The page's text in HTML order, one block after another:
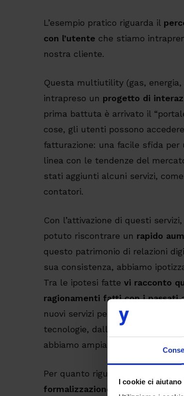
I cookie ci
L’esempio pratico riguarda il
con l’utente che stiamo
nostra cliente.
Questa multiutility (gas,
intrapreso un progetto di
prima battuta è arrivato il
cose, gli utenti possono
fatturazione: una facile sfida per
linea con le tendenze del
stati aggiunti alcuni servizi,
contatori.
Con l’attivazione di questi
potuto riscontrare un rapido
questo patrimonio di relazioni
sua consistenza, abbiamo
Tra le ipotesi fattevi racconto
ragionamenti fatti con i passati
nuovi servizi per i clienti, le
tecnologie, dalle normative e
abbiamo ampiamente teorizzato.
Per quanto riguarda il caso
formalizzazione di alcuni